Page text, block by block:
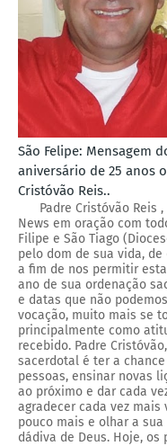
São Felipe: Mensagem
aniversário de 25 anos
Cristóvão Reis..
Padre Cristóvão Reis ,
News em oração com
Filipe e São Tiago
pelo dom de sua vida,
a fim de nos permitir
ano de sua ordenação
e datas que não
vocação, muito mais se
principalmente como
recebido. Padre
sacerdotal é ter a
pessoas, ensinar novas
ao próximo e dar cada
agradecer cada vez mais
pouco mais e olhar a
dádiva de Deus. Hoje, os